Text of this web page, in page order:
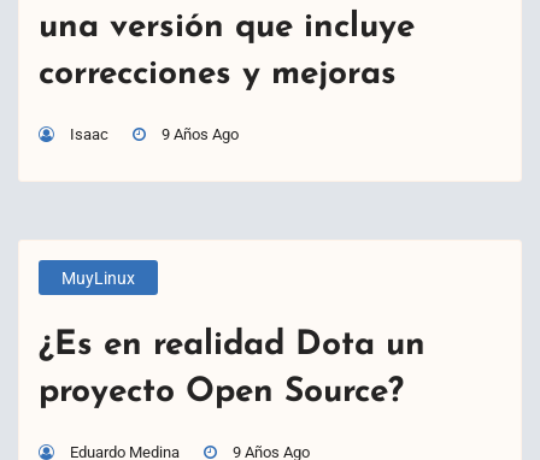
una versión que incluye
correcciones y mejoras
Isaac 9 Años Ago
MuyLinux
¿Es en realidad Dota un
proyecto Open Source?
Eduardo Medina 9 Años Ago